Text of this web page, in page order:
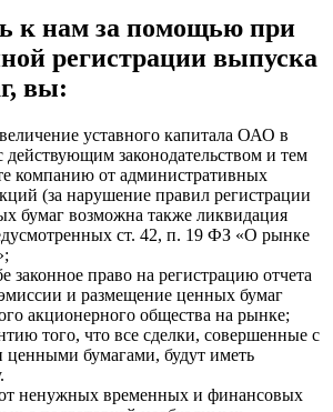
к нам за помощью при
регистрации выпуска
вы:
уставного капитала ОАО в
действующим законодательством и тем
компанию от административных
(за нарушение правил регистрации
бумаг возможна также ликвидация
ст. 42, п. 19 ФЗ «О рынке
законное право на регистрацию отчета
и размещение ценных бумаг
акционерного общества на рынке;
того, что все сделки, совершенные с
бумагами, будут иметь
от ненужных временных и финансовых